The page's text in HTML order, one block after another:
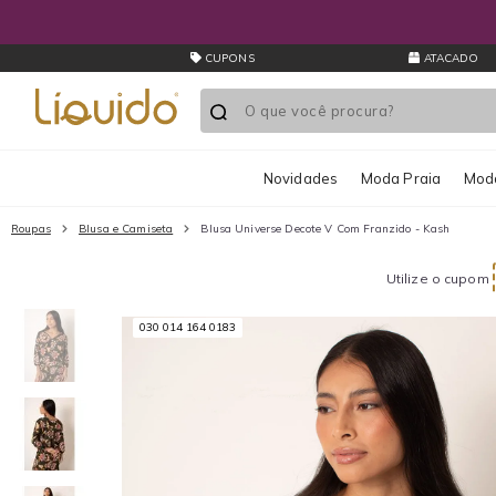
CUPONS ATACADO
Novidades Moda Praia
Roupas Blusa e Camiseta Blusa Universe Decote V Com Franzido - Kash
Utilize o cupom
030 014 164 0183